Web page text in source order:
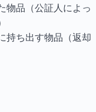
物品（公証人によっ
持ち出す物品（返却